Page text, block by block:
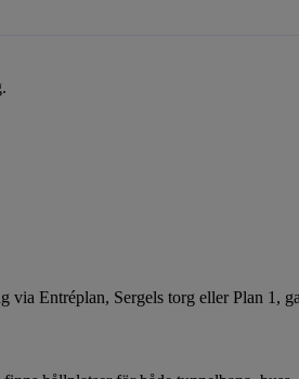
Entréplan, Sergels torg eller Plan 1,